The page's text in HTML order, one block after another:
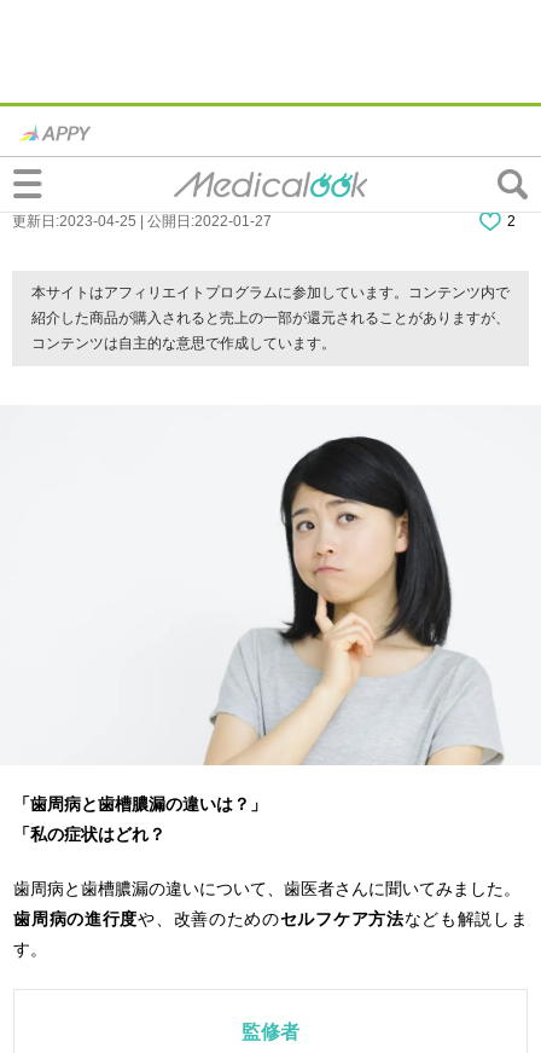
「歯周病」「歯槽膿漏」の違いをわかりや
すく言うと？治す方法についても
更新日:2023-04-25 | 公開日:2022-01-27 2
本サイトはアフィリエイトプログラムに参加しています。コンテンツ内で
紹介した商品が購入されると売上の一部が還元されることがありますが、
コンテンツは自主的な意思で作成しています。
「歯周病と歯槽膿漏の違いは？」
「私の症状はどれ？
歯周病と歯槽膿漏の違いについて、歯医者さんに聞いてみました。
歯周病の進行度や、改善のためのセルフケア方法なども解説しま
す。
監修者